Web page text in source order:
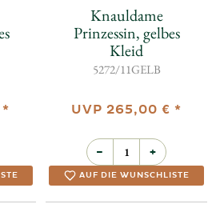
*
Knauldame
Prinzessin, gelbes
Kleid
5272/11GELB
UVP 265,00 € *
− +
AUF DIE WUNSCHLISTE